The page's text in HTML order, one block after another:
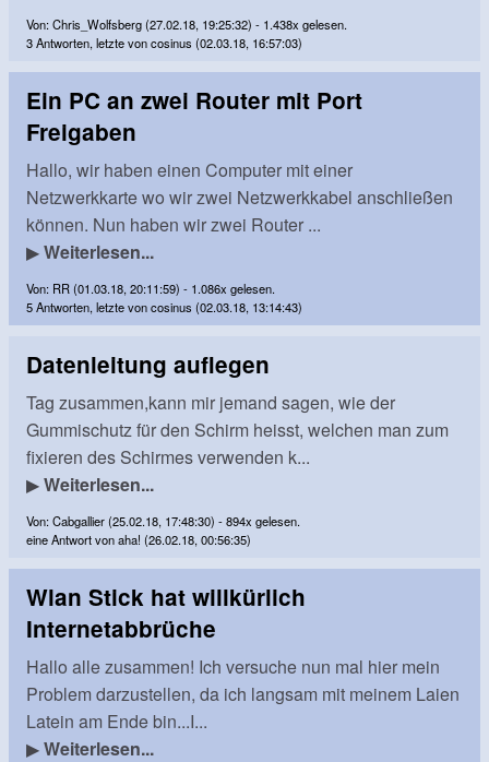
Von: Chris_Wolfsberg (27.02.18, 19:25:32) - 1.438x gelesen.
3 Antworten, letzte von cosinus (02.03.18, 16:57:03)
Ein PC an zwei Router mit Port
Freigaben
Hallo, wir haben einen Computer mit einer
Netzwerkkarte wo wir zwei Netzwerkkabel anschließen
können. Nun haben wir zwei Router ...
▶Weiterlesen...
Von: RR (01.03.18, 20:11:59) - 1.086x gelesen.
5 Antworten, letzte von cosinus (02.03.18, 13:14:43)
Datenleitung auflegen
Tag zusammen,kann mir jemand sagen, wie der
Gummischutz für den Schirm heisst, welchen man zum
fixieren des Schirmes verwenden k...
▶Weiterlesen...
Von: Cabgallier (25.02.18, 17:48:30) - 894x gelesen.
eine Antwort von aha! (26.02.18, 00:56:35)
Wlan Stick hat willkürlich
Internetabbrüche
Hallo alle zusammen! Ich versuche nun mal hier mein
Problem darzustellen, da ich langsam mit meinem Laien
Latein am Ende bin...I...
▶Weiterlesen...